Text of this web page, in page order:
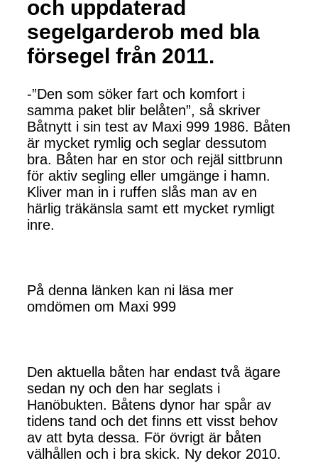
och uppdaterad
segelgarderob med bla
försegel från 2011.
-”Den som söker fart och komfort i
samma paket blir belåten”, så skriver
Båtnytt i sin test av Maxi 999 1986. Båten
är mycket rymlig och seglar dessutom
bra. Båten har en stor och rejäl sittbrunn
för aktiv segling eller umgänge i hamn.
Kliver man in i ruffen slås man av en
härlig träkänsla samt ett mycket rymligt
inre.
På denna länken kan ni läsa mer
omdömen om Maxi 999
Den aktuella båten har endast två ägare
sedan ny och den har seglats i
Hanöbukten. Båtens dynor har spår av
tidens tand och det finns ett visst behov
av att byta dessa. För övrigt är båten
välhållen och i bra skick. Ny dekor 2010.